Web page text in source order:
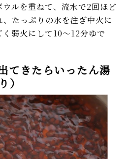
ルを重ねて、流水で2回ほど
たっぷりの水を注ぎ中火に
弱火にして10〜12分ゆで
きたらいったん湯
）